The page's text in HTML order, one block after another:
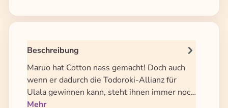
Beschreibung
Maruo hat Cotton nass gemacht! Doch auch
wenn er dadurch die Todoroki-Allianz für
Ulala gewinnen kann, steht ihnen immer noc…
Mehr